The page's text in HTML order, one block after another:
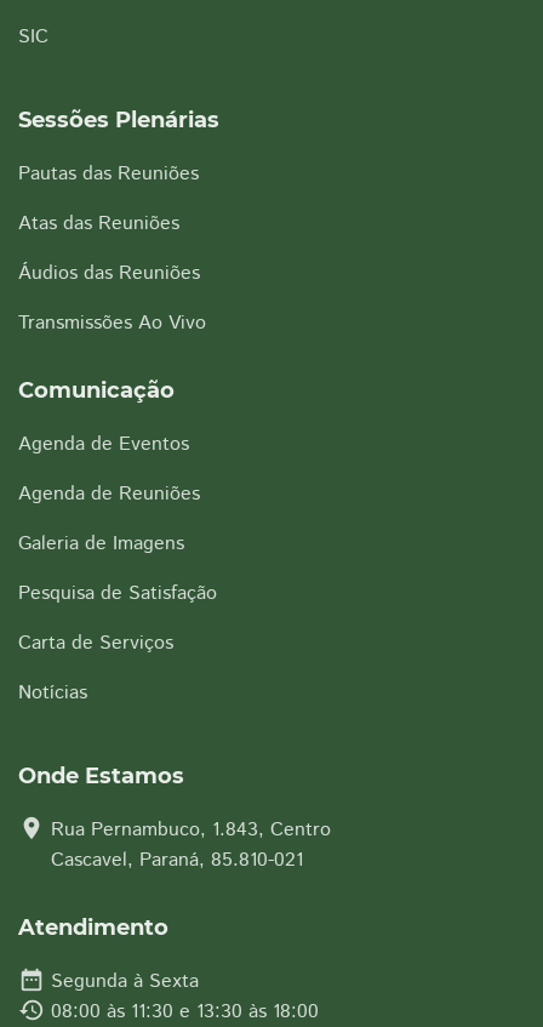
SIC
Sessões Plenárias
Pautas das Reuniões
Atas das Reuniões
Áudios das Reuniões
Transmissões Ao Vivo
Comunicação
Agenda de Eventos
Agenda de Reuniões
Galeria de Imagens
Pesquisa de Satisfação
Carta de Serviços
Notícias
Onde Estamos
location_on Rua Pernambuco, 1.843, Centro
Cascavel, Paraná, 85.810-021
Atendimento
date_range Segunda à Sexta
history 08:00 às 11:30 e 13:30 às 18:00